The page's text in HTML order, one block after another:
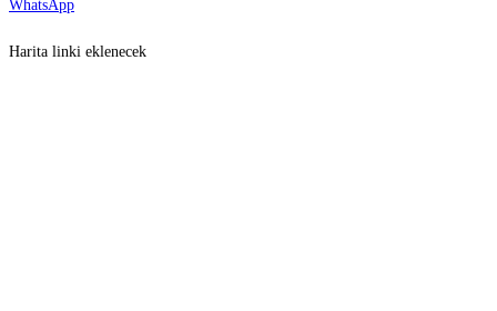
WhatsApp
Harita linki eklenecek